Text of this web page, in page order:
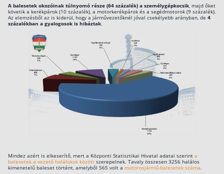
Befektetési egységekhez kötött életbiztosítás
Egészségbiztosítás
Egészségbiztosítás cégeknek
Magán egészségbiztosítás 💊
Egészségpénztár – Spórolj évi akár 150 ezer
forintot
Állampapír
A balesetek okozóinak túlnyomó része (64 százalék) a személygépkocsik, majd őket
követik a kerékpárok (10 százalék), a motorkerékpárok és a segédmotorok (9 százalék).
Az elemzésből az is kiderül, hogy a járművezetőknél jóval csekélyebb arányban, de 4
százalékban a gyalogosok is hibáztak.
Mindez azért is elkeserítő, mert a Központi Statisztikai Hivatal adatai szerint a
balesetek a vezető halálokok között szerepelnek. Tavaly összesen 3256 halálos
kimenetelű baleset történt, amelyből 565 volt a motorosjármű-balesetek száma.